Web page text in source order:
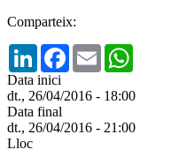
Comparteix:
LinkedInFacebook
Email
Data inici
dt., 26/04/2016 - 18:00
Data final
dt., 26/04/2016 - 21:00
Lloc